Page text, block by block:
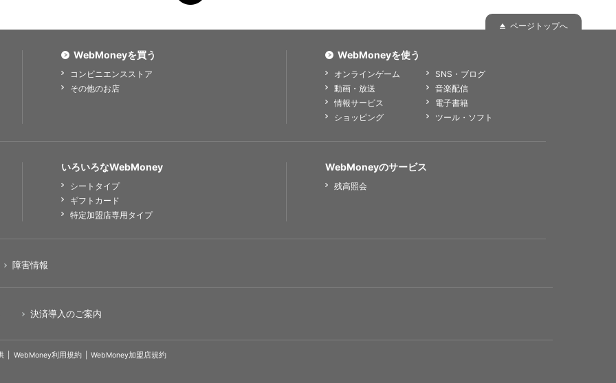
ページトップへ
WebMoneyを買う
コンビニエンスストア
その他のお店
WebMoneyを使う
オンラインゲーム
SNS・ブログ
動画・放送
音楽配信
情報サービス
電子書籍
ショッピング
ツール・ソフト
いろいろなWebMoney
シートタイプ
ギフトカード
特定加盟店専用タイプ
WebMoneyのサービス
残高照会
障害情報
決済導入のご案内
WebMoney利用規約
WebMoney加盟店規約